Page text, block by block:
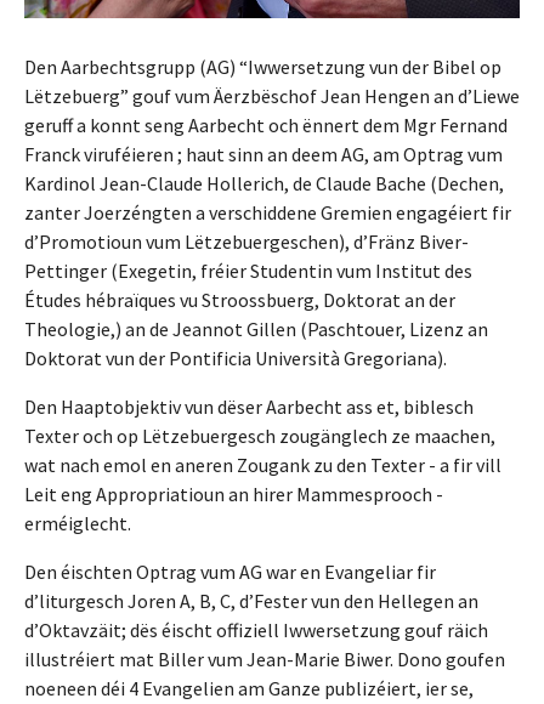
Den Aarbechtsgrupp (AG) “Iwwersetzung vun der Bibel op
Lëtzebuerg” gouf vum Äerzbëschof Jean Hengen an d’Liewe
geruff a konnt seng Aarbecht och ënnert dem Mgr Fernand
Franck viruféieren ; haut sinn an deem AG, am Optrag vum
Kardinol Jean-Claude Hollerich, de Claude Bache (Dechen,
zanter Joerzéngten a verschiddene Gremien engagéiert fir
d’Promotioun vum Lëtzebuergeschen), d’Fränz Biver-
Pettinger (Exegetin, fréier Studentin vum Institut des
Études hébraïques vu Stroossbuerg, Doktorat an der
Theologie,) an de Jeannot Gillen (Paschtouer, Lizenz an
Doktorat vun der Pontificia Università Gregoriana).
Den Haaptobjektiv vun dëser Aarbecht ass et, biblesch
Texter och op Lëtzebuergesch zougänglech ze maachen,
wat nach emol en aneren Zougank zu den Texter - a fir vill
Leit eng Appropriatioun an hirer Mammesprooch -
erméiglecht.
Den éischten Optrag vum AG war en Evangeliar fir
d’liturgesch Joren A, B, C, d’Fester vun den Hellegen an
d’Oktavzäit; dës éischt offiziell Iwwersetzung gouf räich
illustréiert mat Biller vum Jean-Marie Biwer. Dono goufen
noeneen déi 4 Evangelien am Ganze publizéiert, ier se,